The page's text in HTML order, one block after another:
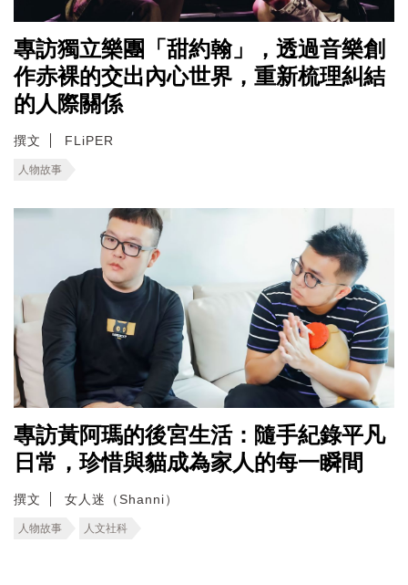
專訪獨立樂團「甜約翰」，透過音樂創
作赤裸的交出內心世界，重新梳理糾結
的人際關係
撰文 FLiPER
人物故事
專訪黃阿瑪的後宮生活：隨手紀錄平凡
日常，珍惜與貓成為家人的每一瞬間
撰文 女人迷（Shanni）
人物故事 人文社科